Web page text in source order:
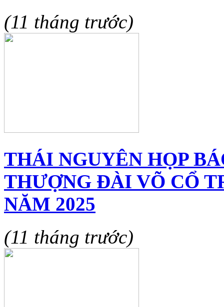
(11 tháng trước)
THÁI NGUYÊN HỌP
THƯỢNG ĐÀI VÕ CỔ
NĂM 2025
(11 tháng trước)